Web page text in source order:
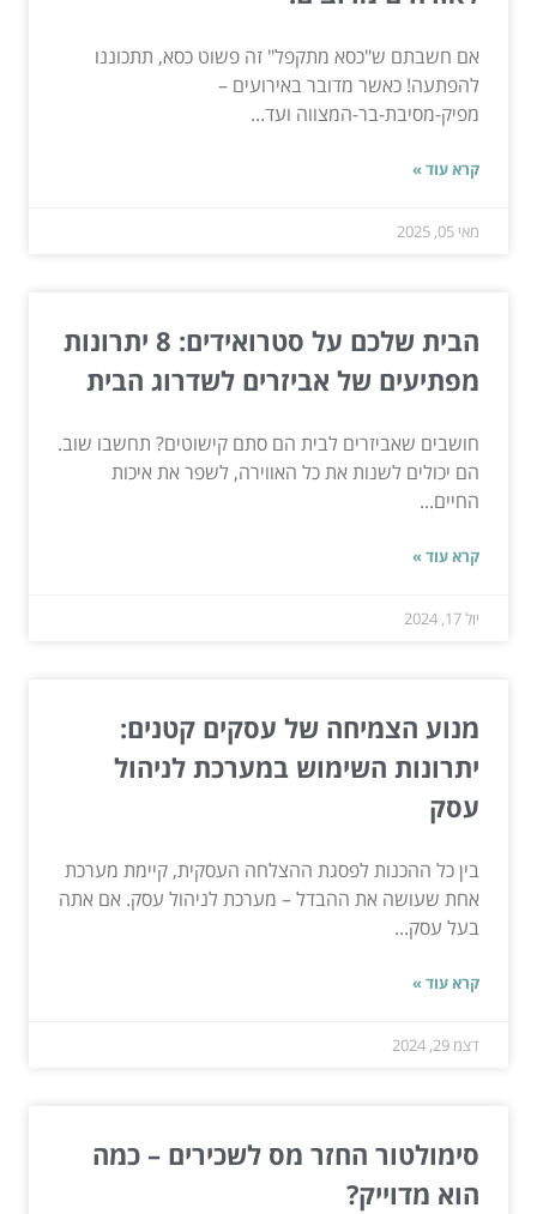
אם חשבתם ש"כסא מתקפל" זה פשוט כסא, תתכוננו
להפתעה! כאשר מדובר באירועים –
מפיק-מסיבת-בר-המצווה ועד...
קרא עוד »
מאי 05, 2025
הבית שלכם על סטרואידים: 8 יתרונות
מפתיעים של אביזרים לשדרוג הבית
חושבים שאביזרים לבית הם סתם קישוטים? תחשבו שוב.
הם יכולים לשנות את כל האווירה, לשפר את איכות
החיים...
קרא עוד »
יול 17, 2024
מנוע הצמיחה של עסקים קטנים:
יתרונות השימוש במערכת לניהול
עסק
בין כל ההכנות לפסגת ההצלחה העסקית, קיימת מערכת
אחת שעושה את ההבדל – מערכת לניהול עסק. אם אתה
בעל עסק...
קרא עוד »
דצמ 29, 2024
סימולטור החזר מס לשכירים – כמה
הוא מדוייק?